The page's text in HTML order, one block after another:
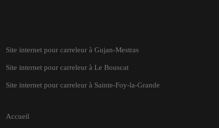
Site internet pour carreleur à Gujan-Mestras
Site internet pour carreleur à Le Bouscat
Site internet pour carreleur à Sainte-Foy-la-Grande
Accueil